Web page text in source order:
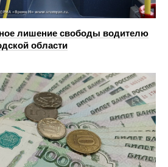
лишение свободы водителю
области